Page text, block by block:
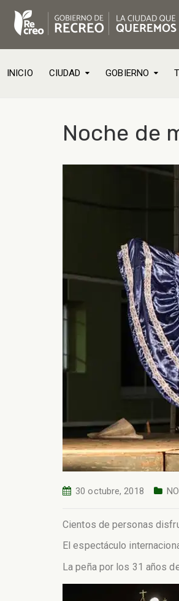
INICIO CIUDAD GOBIERNO
Noche de
30 octubre, 2018
Cientos de personas
El espectáculo
La peña por los 31 años